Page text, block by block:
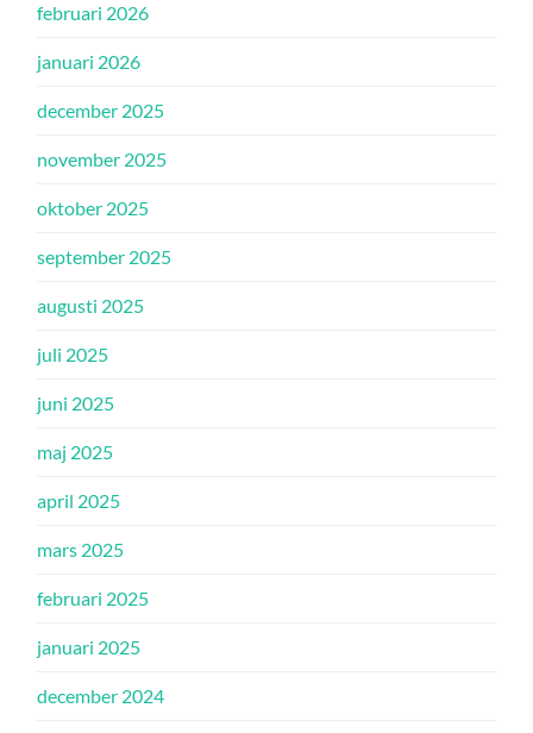
februari 2026
januari 2026
december 2025
november 2025
oktober 2025
september 2025
augusti 2025
juli 2025
juni 2025
maj 2025
april 2025
mars 2025
februari 2025
januari 2025
december 2024